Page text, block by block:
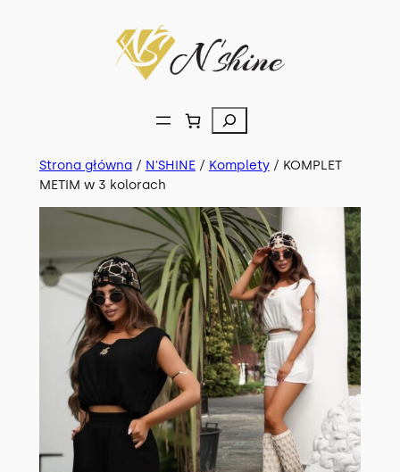
Szukaj
Strona główna/ N'SHINE/ Komplety/ KOMPLET
METIM w 3 kolorach